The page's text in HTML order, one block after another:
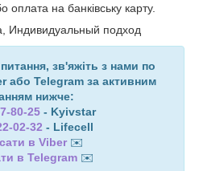
оплата на банківську карту.
зв'яжіть з нами по
або Telegram за активним
нижче:
80-25- Kyivstar
02-32 - Lifecell
в Viber ✉️
в Telegram ✉️